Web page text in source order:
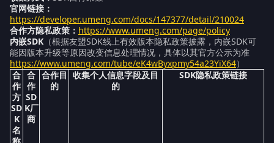
官网链接：
https://developer.umeng.com/docs/147377/detail/210024
合作方隐私政策： https://www.umeng.com/page/policy
内嵌SDK （根据友盟SDK线上有效版本隐私政策披露，内嵌SDK可
能因版本升级等原因改变信息处理情况，具体以其官方公示为准
https://www.umeng.com/tube/eK4wByxpmy54a23YiX64）
合
作
方
SD
K
名
合
作
SD
K厂
商
合作目
的
收集个人信息字段及目
的
SDK隐私政策链接